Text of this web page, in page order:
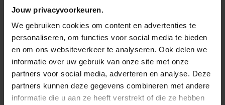
Jouw privacyvoorkeuren.
We gebruiken cookies om content en advertenties te
personaliseren, om functies voor social media te bieden
en om ons websiteverkeer te analyseren. Ook delen we
informatie over uw gebruik van onze site met onze
partners voor social media, adverteren en analyse. Deze
partners kunnen deze gegevens combineren met andere
informatie die u aan ze heeft verstrekt of die ze hebben